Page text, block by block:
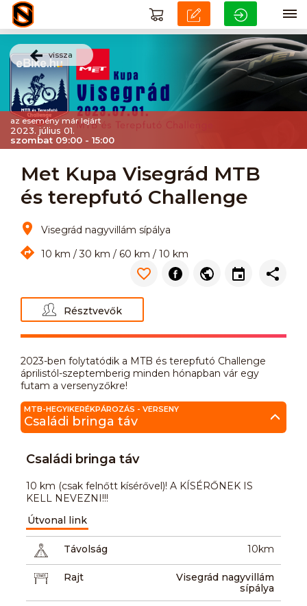
vissza
az esemény már lejárt
2023. július 01.
szombat 09:00 - 15:00
Met Kupa Visegrád MTB
és terepfutó Challenge
Visegrád nagyvillám sípálya
10 km / 30 km / 60 km / 10 km
Résztvevők
2023-ben folytatódik a MTB és terepfutó Challenge
áprilistól-szeptemberig minden hónapban vár egy
futam a versenyzőkre!
MTB-HEGYIKERÉKPÁROZÁS - VERSENY
Családi bringa táv
Családi bringa táv
10 km (csak felnőtt kísérővel)! A KÍSÉRŐNEK IS
KELL NEVEZNI!!!
Útvonal link
Távolság 10km
Rajt
Visegrád nagyvillám
sípálya